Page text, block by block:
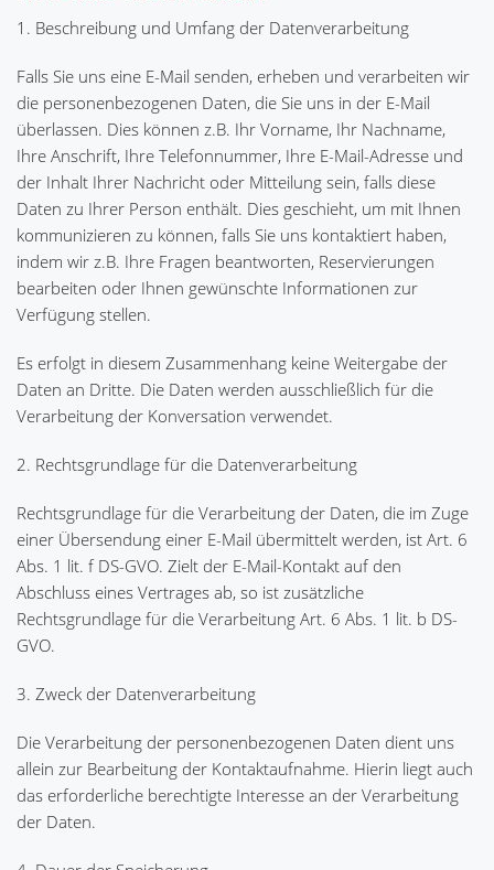
1. Beschreibung und Umfang der Datenverarbeitung
Falls Sie uns eine E-Mail senden, erheben und verarbeiten wir
die personenbezogenen Daten, die Sie uns in der E-Mail
überlassen. Dies können z.B. Ihr Vorname, Ihr Nachname,
Ihre Anschrift, Ihre Telefonnummer, Ihre E-Mail-Adresse und
der Inhalt Ihrer Nachricht oder Mitteilung sein, falls diese
Daten zu Ihrer Person enthält. Dies geschieht, um mit Ihnen
kommunizieren zu können, falls Sie uns kontaktiert haben,
indem wir z.B. Ihre Fragen beantworten, Reservierungen
bearbeiten oder Ihnen gewünschte Informationen zur
Verfügung stellen.
Es erfolgt in diesem Zusammenhang keine Weitergabe der
Daten an Dritte. Die Daten werden ausschließlich für die
Verarbeitung der Konversation verwendet.
2. Rechtsgrundlage für die Datenverarbeitung
Rechtsgrundlage für die Verarbeitung der Daten, die im Zuge
einer Übersendung einer E-Mail übermittelt werden, ist Art. 6
Abs. 1 lit. f DS-GVO. Zielt der E-Mail-Kontakt auf den
Abschluss eines Vertrages ab, so ist zusätzliche
Rechtsgrundlage für die Verarbeitung Art. 6 Abs. 1 lit. b DS-
GVO.
3. Zweck der Datenverarbeitung
Die Verarbeitung der personenbezogenen Daten dient uns
allein zur Bearbeitung der Kontaktaufnahme. Hierin liegt auch
das erforderliche berechtigte Interesse an der Verarbeitung
der Daten.